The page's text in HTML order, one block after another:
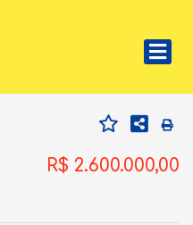
R$ 2.600.000,00